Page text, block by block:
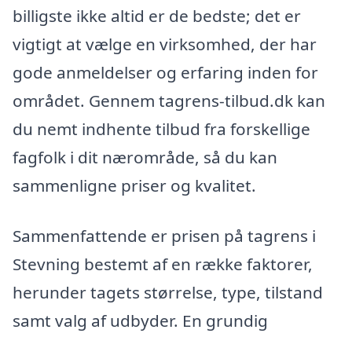
billigste ikke altid er de bedste; det er
vigtigt at vælge en virksomhed, der har
gode anmeldelser og erfaring inden for
området. Gennem tagrens-tilbud.dk kan
du nemt indhente tilbud fra forskellige
fagfolk i dit nærområde, så du kan
sammenligne priser og kvalitet.
Sammenfattende er prisen på tagrens i
Stevning bestemt af en række faktorer,
herunder tagets størrelse, type, tilstand
samt valg af udbyder. En grundig